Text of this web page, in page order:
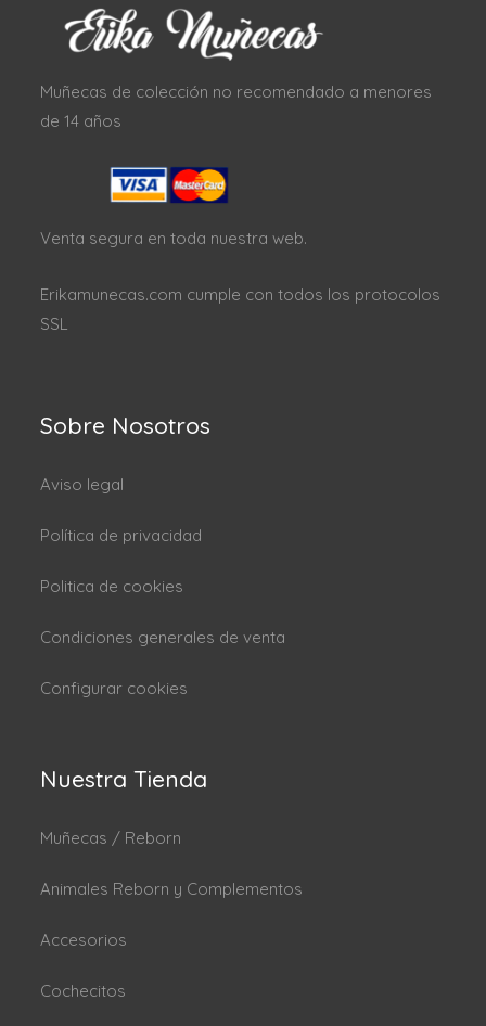
Muñecas de colección no recomendado a menores
de 14 años
Venta segura en toda nuestra web.
Erikamunecas.com cumple con todos los protocolos
SSL
Sobre Nosotros
Aviso legal
Política de privacidad
Politica de cookies
Condiciones generales de venta
Configurar cookies
Nuestra Tienda
Muñecas / Reborn
Animales Reborn y Complementos
Accesorios
Cochecitos